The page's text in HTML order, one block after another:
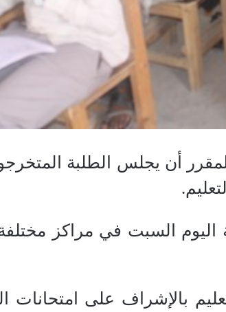
أن يجلس الطلبة
اليوم السبت في مراكز
بالإشراف على امتحانات